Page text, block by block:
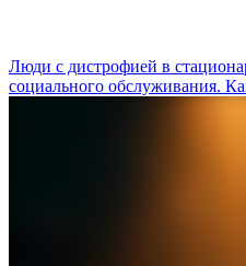
Люди с дистрофией в
социального обслуживания.